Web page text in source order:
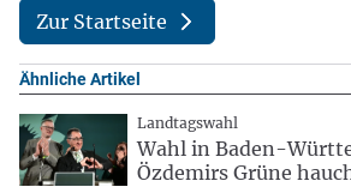
Zur Startseite
Ähnliche Artikel
Landtagswahl
Wahl in Baden-
Özdemirs Grüne